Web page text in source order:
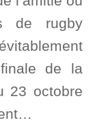
de rugby
de la
23 octobre